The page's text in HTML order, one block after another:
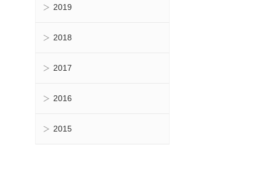
2019
2018
2017
2016
2015